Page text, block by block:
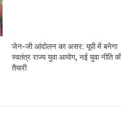
जेन-जी आंदोलन का असर: यूपी में बनेगा
स्वतंत्र राज्य युवा आयोग, नई युवा नीति
तैयारी